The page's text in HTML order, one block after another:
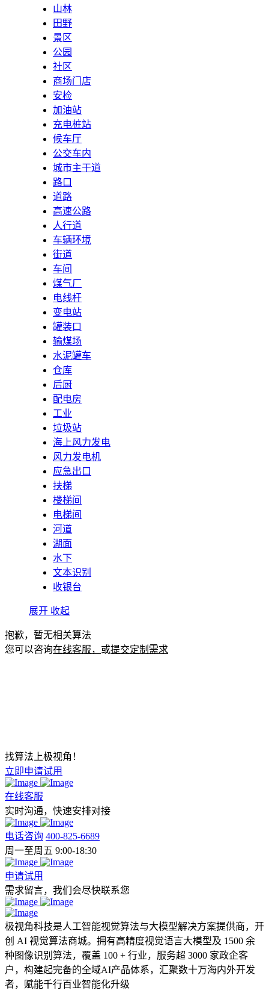
山林
田野
景区
公园
社区
商场门店
安检
加油站
充电桩站
候车厅
公交车内
城市主干道
路口
道路
高速公路
人行道
车辆环境
街道
车间
煤气厂
电线杆
变电站
罐装口
输煤场
水泥罐车
仓库
后厨
配电房
工业
垃圾站
海上风力发电
风力发电机
应急出口
扶梯
楼梯间
电梯间
河道
湖面
水下
文本识别
收银台
展开 收起
抱歉，暂无相关算法
您可以咨询在线客服， 或提交定制需求
找算法上极视角！
立即申请试用
在线客服
实时沟通，快速安排对接
电话咨询 400-825-6689
周一至周五 9:00-18:30
申请试用
需求留言，我们会尽快联系您
极视角科技是人工智能视觉算法与大模型解决方案提供商，开
创 AI 视觉算法商城。拥有高精度视觉语言大模型及 1500 余
种图像识别算法，覆盖 100 + 行业，服务超 3000 家政企客
户，构建起完备的全域AI产品体系，汇聚数十万海内外开发
者，赋能千行百业智能化升级